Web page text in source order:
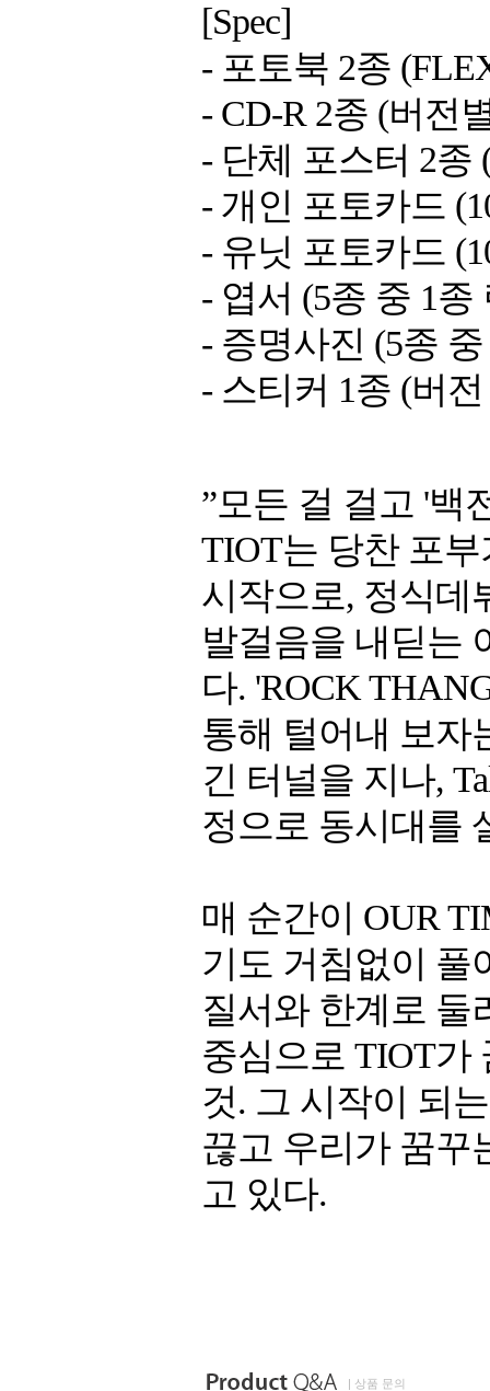
[Spec]
- 포토북 2종
- CD-R 2종 (버전
- 단체 포스터 2종
- 개인 포토카드
- 유닛 포토카드
- 엽서 (5종 중 1종
- 증명사진 (5종
- 스티커 1종 (버
”모든 걸 걸고 '백
TIOT는 당찬 포
시작으로, 정식데
발걸음을 내딛는
다. 'ROCK
통해 털어내 보자
긴 터널을 지나,
정으로 동시대를
매 순간이 OUR
기도 거침없이 풀
질서와 한계로 둘
중심으로 TIOT가
것. 그 시작이 되
끊고 우리가 꿈꾸
고 있다.
| 상품 문의